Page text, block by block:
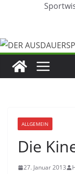
ALLGEMEIN
Die
27. Januar 2013